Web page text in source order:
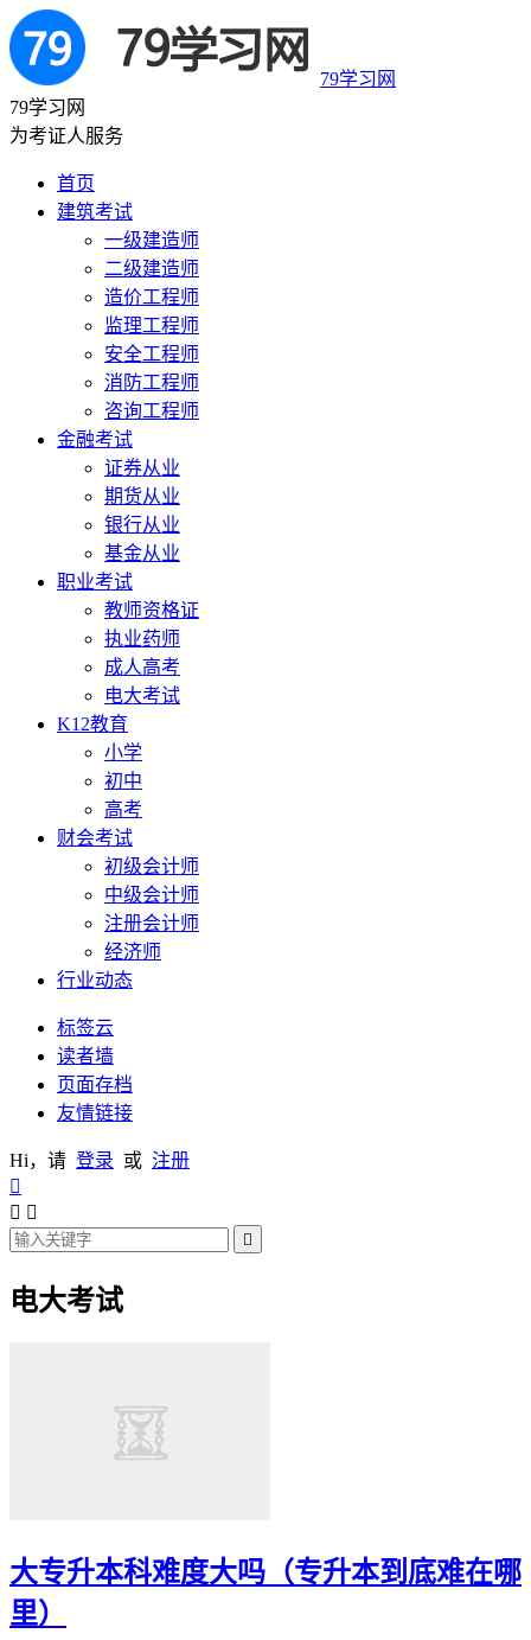
79学习网
79学习网
为考证人服务
首页
建筑考试
一级建造师
二级建造师
造价工程师
监理工程师
安全工程师
消防工程师
咨询工程师
金融考试
证券从业
期货从业
银行从业
基金从业
职业考试
教师资格证
执业药师
成人高考
电大考试
K12教育
小学
初中
高考
财会考试
初级会计师
中级会计师
注册会计师
经济师
行业动态
标签云
读者墙
页面存档
友情链接
Hi，请 登录 或 注册

 

电大考试
大专升本科难度大吗（专升本到底难在哪
里）